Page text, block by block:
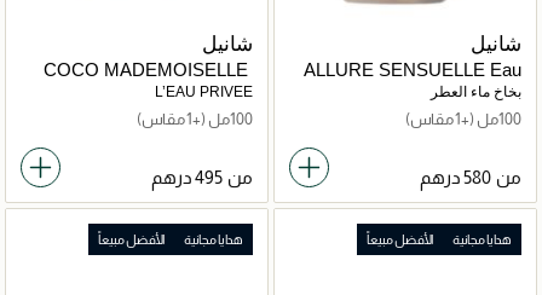
شانيل
ALLURE SENSUELLE Eau
de Parfum Vaporisateur
بخاخ ماء العطر
100مل (+1 مقاس)
من
شانيل
COCO MADEMOISELLE
L’EAU PRIVEE
100مل (+1 مقاس)
من
هدايا مجانية الأفضل مبيعاً هدايا مجانية الأفضل مبيعاً